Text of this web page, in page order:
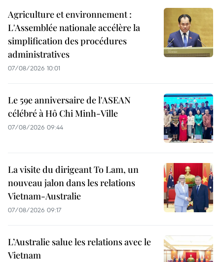
Agriculture et environnement :
L'Assemblée nationale accélère la
simplification des procédures
administratives
07/08/2026 10:01
Le 59e anniversaire de l'ASEAN
célébré à Hô Chi Minh-Ville
07/08/2026 09:44
La visite du dirigeant To Lam, un
nouveau jalon dans les relations
Vietnam-Australie
07/08/2026 09:17
L’Australie salue les relations avec le
Vietnam